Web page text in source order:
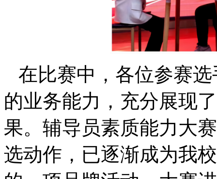
在比赛中，各位参赛
的业务能力，充分展现
果。辅导员素质能力大
选动作，已逐渐成为我